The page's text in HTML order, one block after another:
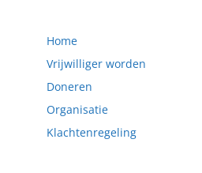
Home
Vrijwilliger worden
Doneren
Organisatie
Klachtenregeling